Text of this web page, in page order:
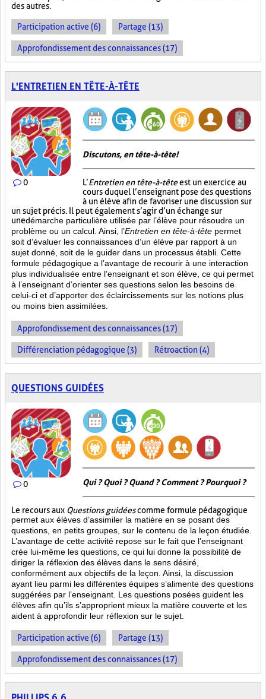
des autres.
Participation active (6) Partage (13)
Approfondissement des connaissances (17)
L'ENTRETIEN EN TÊTE-À-TÊTE
0
Discutons, en tête-à-tête!
L’Entretien en tête-à-têteest un exercice au
cours duquel l’enseignant pose des questions
à un élève afin de favoriser une discussion sur
un sujet précis. Il peut également s’agir d’un échange sur
unedémarche particulière utilisée par l’élève pour résoudre un
problème ou un calcul. Ainsi, l’Entretien en tête-à-tête permet
soit d’évaluer les connaissances d’un élève par rapport à un
sujet donné, soit de le guider dans un processus établi. Cette
formule pédagogique a l’avantage de recourir à une interaction
plus individualisée entre l’enseignant et son élève, ce qui permet
à l’enseignant d’orienter ses questions selon les besoins de
celui-ci et d’apporter des éclaircissements sur les notions plus
ou moins bien assimilées.
Approfondissement des connaissances (17)
Différenciation pédagogique (3) Rétroaction (4)
QUESTIONS GUIDÉES
0 Qui ? Quoi ? Quand ? Comment ? Pourquoi ?
Le recours aux Questions guidéescomme formule pédagogique
permet aux élèves d’assimiler la matière en se posant des
questions, en petits groupes, sur le contenu de la leçon étudiée.
L’avantage de cette activité repose sur le fait que l’enseignant
crée lui-même les questions, ce qui lui donne la possibilité de
diriger la réflexion des élèves dans le sens désiré,
conformément aux objectifs de la leçon. Ainsi, la discussion
ayant lieu parmi les différentes équipes s’alimente des questions
suggérées par l’enseignant. Les questions posées guident les
élèves afin qu’ils s’approprient mieux la matière couverte et les
aident à approfondir leur réflexion sur le sujet.
Participation active (6) Partage (13)
Approfondissement des connaissances (17)